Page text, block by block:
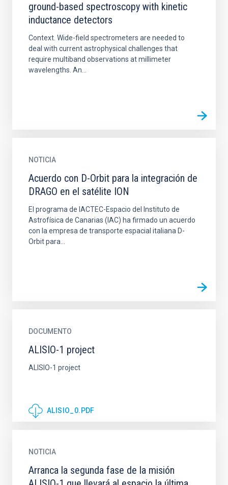
ground-based spectroscopy with kinetic
inductance detectors
Context. Wide-field spectrometers are needed to
deal with current astrophysical challenges that
require multiband observations at millimeter
wavelengths. An...
NOTICIA
Acuerdo con D-Orbit para la integración de
DRAGO en el satélite ION
El programa de IACTEC-Espacio del Instituto de
Astrofísica de Canarias (IAC) ha firmado un acuerdo
con la empresa de transporte espacial italiana D-
Orbit para...
DOCUMENTO
ALISIO-1 project
ALISIO-1 project
ALISIO_0.PDF
NOTICIA
Arranca la segunda fase de la misión